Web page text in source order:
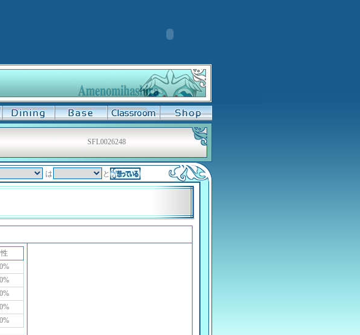
SFL0026248
は と